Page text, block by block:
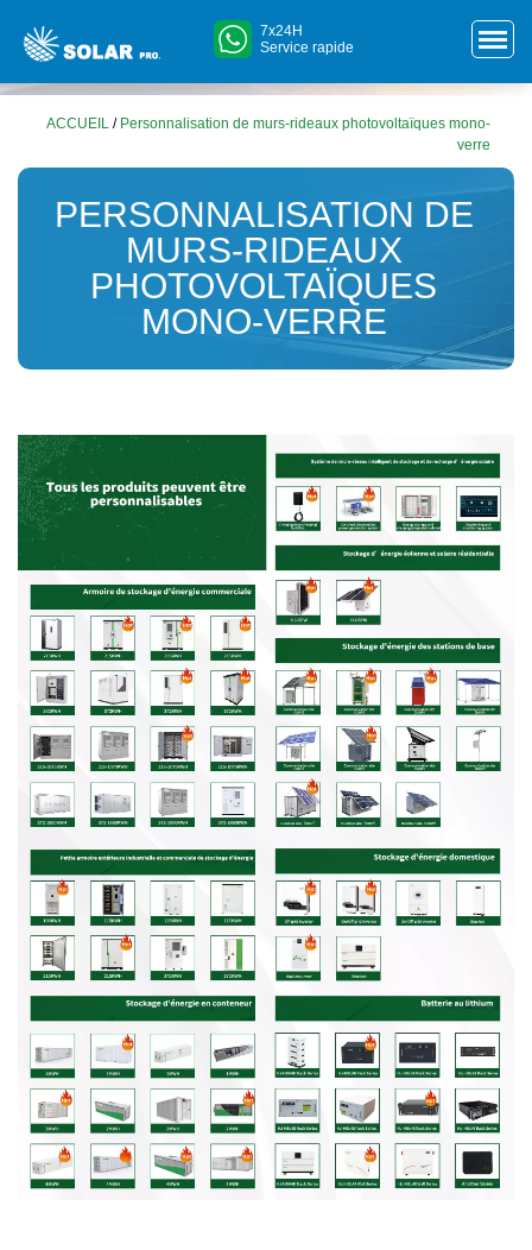
7x24H
Service rapide
ACCUEIL / Personnalisation de murs-rideaux photovoltaïques mono-
verre
PERSONNALISATION DE
MURS-RIDEAUX
PHOTOVOLTAÏQUES
MONO-VERRE